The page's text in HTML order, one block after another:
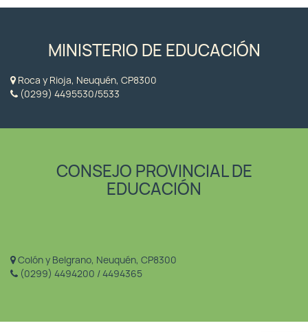
MINISTERIO DE EDUCACIÓN
Roca y Rioja, Neuquén, CP8300
(0299) 4495530/5533
CONSEJO PROVINCIAL DE
EDUCACIÓN
Colón y Belgrano, Neuquén, CP8300
(0299) 4494200 / 4494365